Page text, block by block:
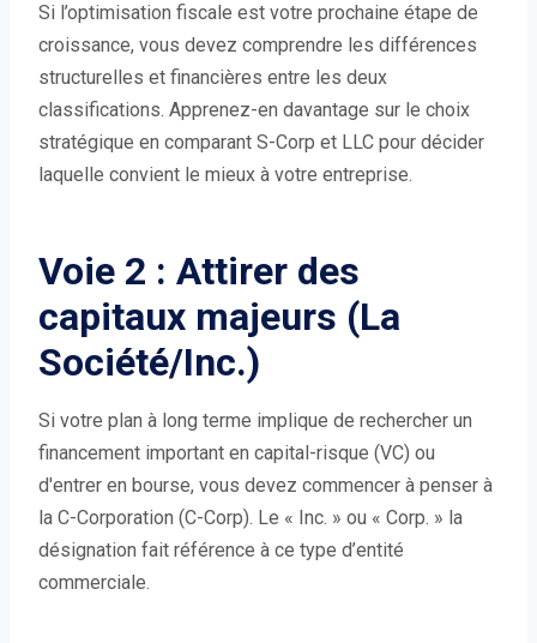
Si l’optimisation fiscale est votre prochaine étape de
croissance, vous devez comprendre les différences
structurelles et financières entre les deux
classifications. Apprenez-en davantage sur le choix
stratégique en comparant S-Corp et LLC pour décider
laquelle convient le mieux à votre entreprise.
Voie 2 : Attirer des
capitaux majeurs (La
Société/Inc.)
Si votre plan à long terme implique de rechercher un
financement important en capital-risque (VC) ou
d'entrer en bourse, vous devez commencer à penser à
la C-Corporation (C-Corp). Le « Inc. » ou « Corp. » la
désignation fait référence à ce type d’entité
commerciale.